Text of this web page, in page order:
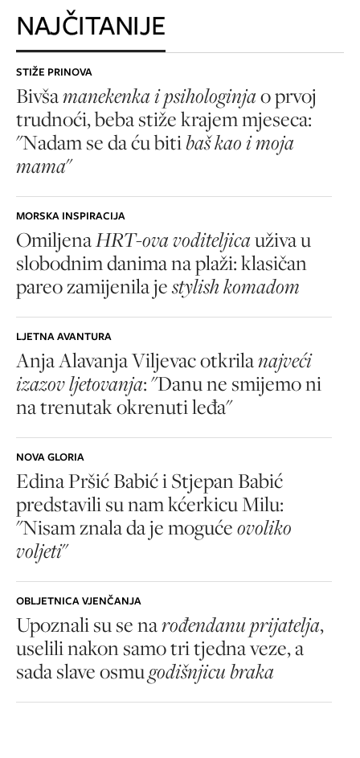
NAJČITANIJE
STIŽE PRINOVA
Bivšamanekenka i psihologinjao prvoj
trudnoći, beba stiže krajem mjeseca:
"Nadam se da ću bitibaš kao i moja
mama"
MORSKA INSPIRACIJA
OmiljenaHRT-ova voditeljicauživa u
slobodnim danima na plaži: klasičan
pareo zamijenila jestylish komadom
LJETNA AVANTURA
Anja Alavanja Viljevac otkrilanajveći
izazov ljetovanja: "Danu ne smijemo ni
na trenutak okrenuti leđa"
NOVA GLORIA
Edina Pršić Babić i Stjepan Babić
predstavili su nam kćerkicu Milu:
"Nisam znala da je mogućeovoliko
voljeti"
OBLJETNICA VJENČANJA
Upoznali su se narođendanu prijatelja,
uselili nakon samo tri tjedna veze, a
sada slave osmugodišnjicu braka